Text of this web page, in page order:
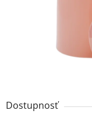
Dostupnosť